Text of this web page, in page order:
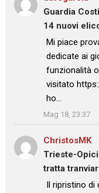
Guardia
14 nuovi
: “
Mi piace
dedicate ai
funzionalità
visitato
ho…
”
Mag 18, 23:37
ChristosMKsu
Trieste-
tratta
: “
Il ripristino di